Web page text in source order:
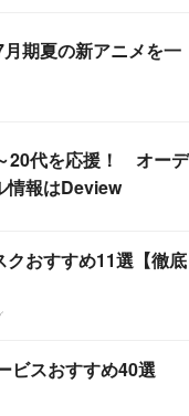
月期夏の新アニメを一
20代を応援！ オーデ
情報はDeview
おすすめ11選【徹底
ビスおすすめ40選